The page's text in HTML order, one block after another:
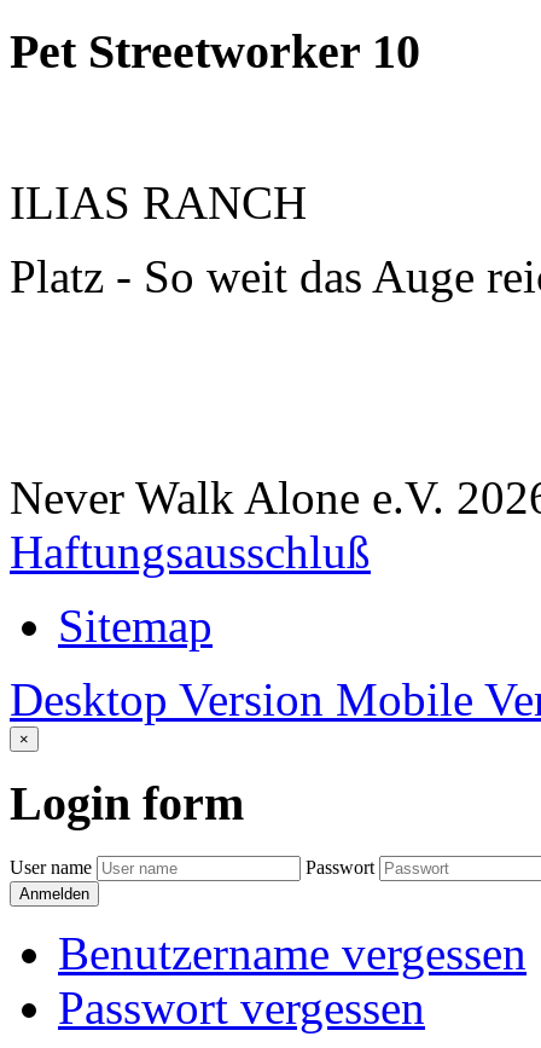
Pet Streetworker 10
ILIAS RANCH
Platz - So weit das Auge
Never Walk Alone e.V.
Haftungsausschluß
Sitemap
Desktop Version Mobile
×
Login form
User name Passwort
Anmelden
Benutzername vergessen
Passwort vergessen